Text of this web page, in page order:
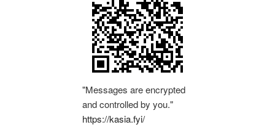
"Messages are encrypted
and controlled by you."
https://kasia.fyi/